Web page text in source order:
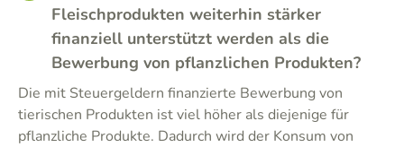
Fleischprodukten weiterhin stärker
finanziell unterstützt werden als die
Bewerbung von pflanzlichen Produkten?
Die mit Steuergeldern finanzierte Bewerbung von
tierischen Produkten ist viel höher als diejenige für
pflanzliche Produkte. Dadurch wird der Konsum von